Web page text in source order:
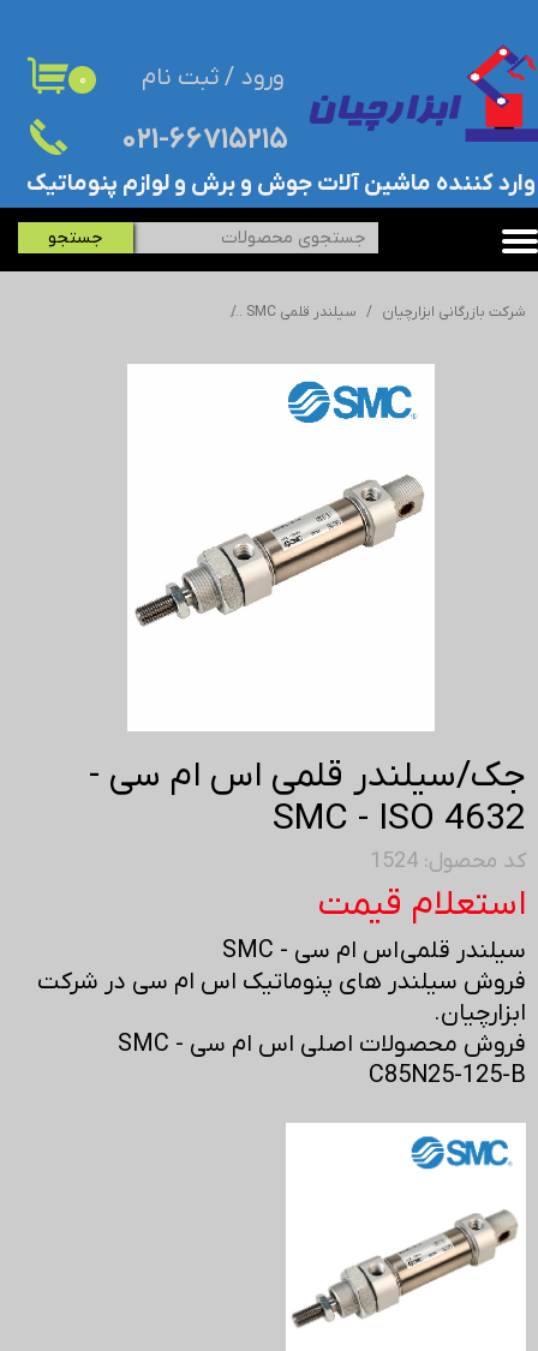
۰۲۱-۶۶۷۱۵۲۱۵​​​​​​​
جستجو
۰
​وارد کننده ماشین آلات جوش و برش و لوازم پنوماتیک
ورود / ثبت نام
حساب کاربری من
تغییر گذر واژه
خروج از حساب کاربری
شرکت بازرگانی ابزارچیان سیلندر قلمی SMC
جک/سیلندر قلمی اس ام سی -
SMC - ISO 4632
کد محصول: 1524
استعلام قیمت
سیلندر قلمی اس ام سی - SMC
فروش سیلندر های پنوماتیک اس ام سی در شرکت
ابزارچیان.
فروش محصولات اصلی اس ام سی - SMC
C85N25-125-B